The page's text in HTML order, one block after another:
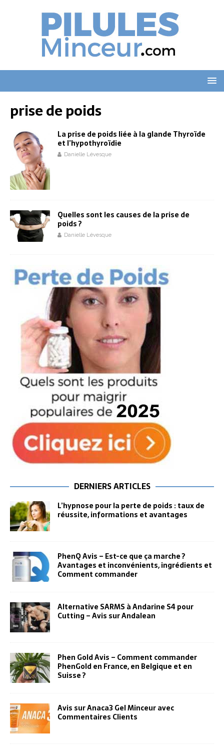
prise de poids
La prise de poids liée à la glande Thyroïde
et l’hypothyroïdie
Danielle Lévesque
Quelles sont les causes de la prise de
poids ?
Danielle Lévesque
DERNIERS ARTICLES
L’hypnose pour la perte de poids : taux de
réussite, informations et avantages
PhenQ Avis – Est-ce que ça marche ?
Avantages et inconvénients, ingrédients et
Comment commander
Alternative SARMS à Andarine S4 pour
Cutting – Avis sur Andalean
Phen Gold Avis – Comment commander
PhenGold en France, en Belgique et en
Suisse ?
Avis sur Anaca3 Gel Minceur avec
Commentaires Clients